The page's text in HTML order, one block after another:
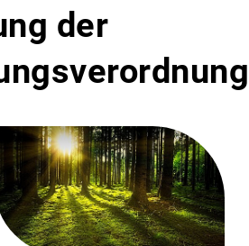
der